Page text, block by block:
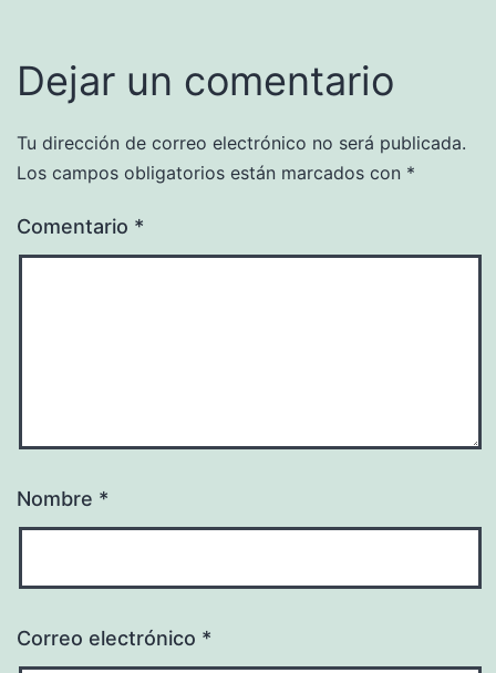
Dejar un comentario
Tu dirección de correo electrónico no será publicada.
Los campos obligatorios están marcados con *
Comentario *
Nombre *
Correo electrónico *